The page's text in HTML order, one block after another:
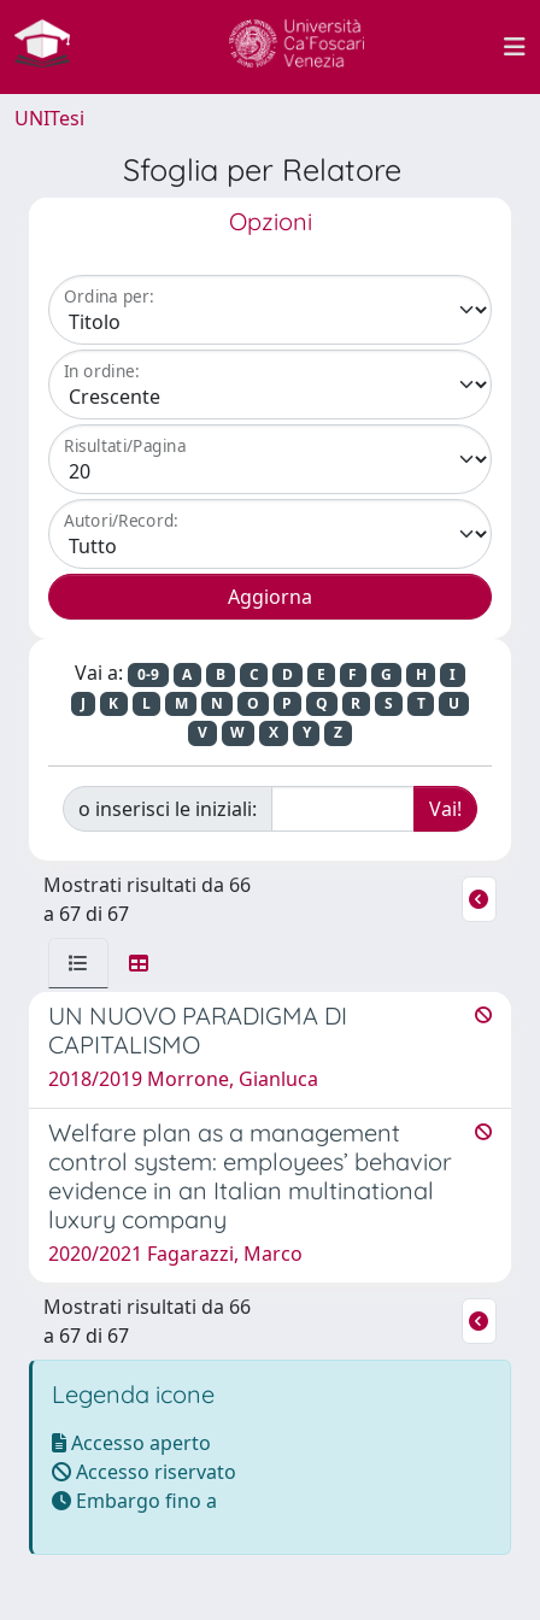
UNITesi
Sfoglia per Relatore
Opzioni
Ordina per:
In ordine:
Risultati/Pagina
Autori/Record:
Vai a: 0-9 A B C D E F G H
I
J
K L M N O P Q R S T
U
V
W X Y Z
o inserisci le iniziali:
Mostrati risultati da 66
a 67 di 67
UN NUOVO PARADIGMA DI
CAPITALISMO
2018/2019 Morrone, Gianluca
Welfare plan as a management
control system: employees’ behavior
evidence in an Italian multinational
luxury company
2020/2021 Fagarazzi, Marco
Mostrati risultati da 66
a 67 di 67
Legenda icone
Accesso aperto
Accesso riservato
Embargo fino a